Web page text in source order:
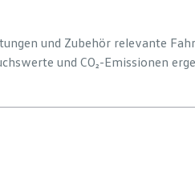
und Zubehör relevante
und CO₂-Emissionen